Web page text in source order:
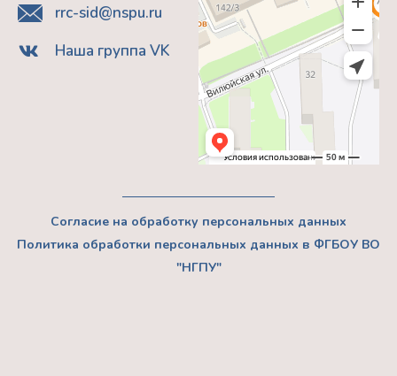
rrc-sid@nspu.ru
Наша группа VK
Согласие на обработку персональных данных
Политика обработки персональных данных в ФГБОУ ВО
"НГПУ"